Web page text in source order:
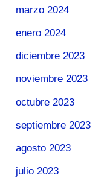
marzo 2024
enero 2024
diciembre 2023
noviembre 2023
octubre 2023
septiembre 2023
agosto 2023
julio 2023